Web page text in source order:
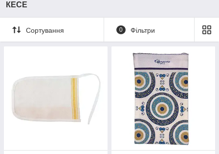
КЕСЕ
Сортування 0 Фільтри